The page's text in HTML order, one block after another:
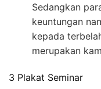
Sedangkan
keuntungan
kepada
merupakan
3 Plakat Seminar